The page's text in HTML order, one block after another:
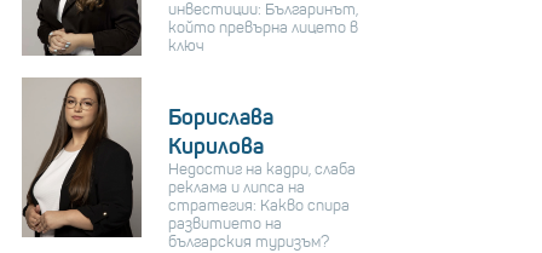
инвестиции: Българинът,
който превърна лицето в
ключ
Борислава
Кирилова
Недостиг на кадри, слаба
реклама и липса на
стратегия: Какво спира
развитието на
българския туризъм?